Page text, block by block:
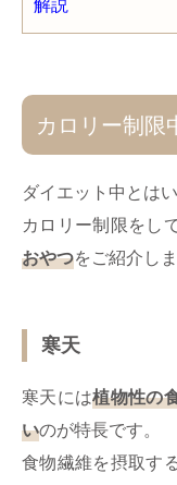
カロリー制限
ダイエット中とは
カロリー制限をし
おやつをご紹介しま
寒天
寒天には植物性の
いのが特長です。
食物繊維を摂取す